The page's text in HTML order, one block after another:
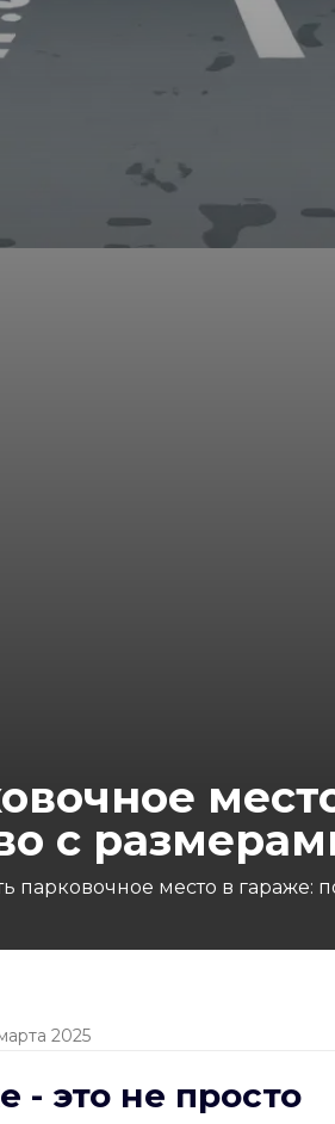
с
парковочное место в гараже:
2025
- это не просто